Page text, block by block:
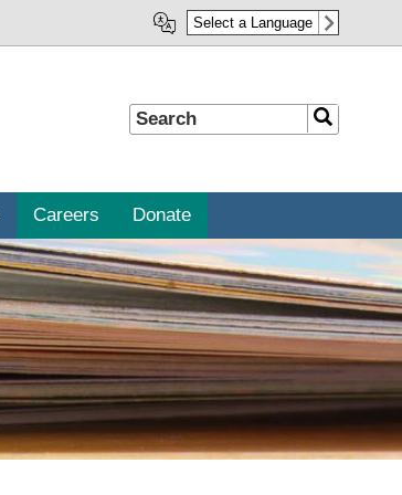
Select a Language
Search Search
Careers Donate